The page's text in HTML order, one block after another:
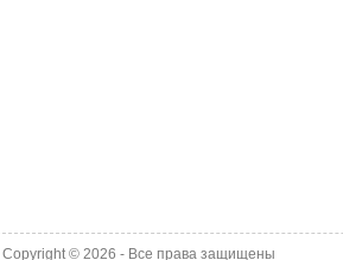
Copyright © 2026 - Все права защищены